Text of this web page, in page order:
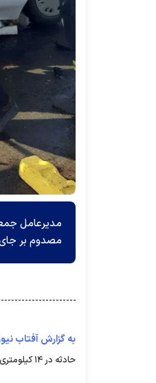
مصدوم بر
به گزارش آفتاب
حادثه در ۱۴ کیلومتری محور خلخال - سرچم اعزام شدند.